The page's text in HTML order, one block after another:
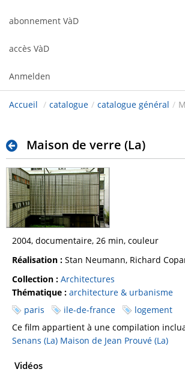
abonnement VàD
accès VàD
Anmelden
Accueil / catalogue / catalogue général /
Maison de verre (La)
2004, documentaire, 26 min, couleur
Réalisation : Stan Neumann, Richard
Collection : Architectures
Thématique : architecture & urbanisme
paris
ile-de-france
logement
Ce film appartient à une compilation
Senans (La) Maison de Jean Prouvé (La)
Vidéos